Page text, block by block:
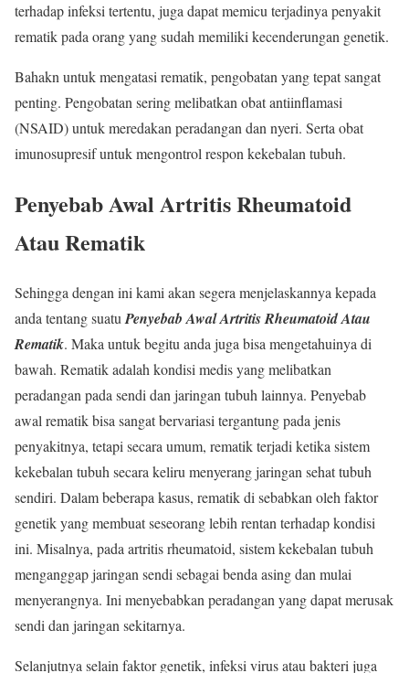
terhadap infeksi tertentu, juga dapat memicu terjadinya penyakit
rematik pada orang yang sudah memiliki kecenderungan genetik.
Bahakn untuk mengatasi rematik, pengobatan yang tepat sangat
penting. Pengobatan sering melibatkan obat antiinflamasi
(NSAID) untuk meredakan peradangan dan nyeri. Serta obat
imunosupresif untuk mengontrol respon kekebalan tubuh.
Penyebab Awal Artritis Rheumatoid
Atau Rematik
Sehingga dengan ini kami akan segera menjelaskannya kepada
anda tentang suatu Penyebab Awal Artritis Rheumatoid Atau
Rematik. Maka untuk begitu anda juga bisa mengetahuinya di
bawah. Rematik adalah kondisi medis yang melibatkan
peradangan pada sendi dan jaringan tubuh lainnya. Penyebab
awal rematik bisa sangat bervariasi tergantung pada jenis
penyakitnya, tetapi secara umum, rematik terjadi ketika sistem
kekebalan tubuh secara keliru menyerang jaringan sehat tubuh
sendiri. Dalam beberapa kasus, rematik di sebabkan oleh faktor
genetik yang membuat seseorang lebih rentan terhadap kondisi
ini. Misalnya, pada artritis rheumatoid, sistem kekebalan tubuh
menganggap jaringan sendi sebagai benda asing dan mulai
menyerangnya. Ini menyebabkan peradangan yang dapat merusak
sendi dan jaringan sekitarnya.
Selanjutnya selain faktor genetik, infeksi virus atau bakteri juga